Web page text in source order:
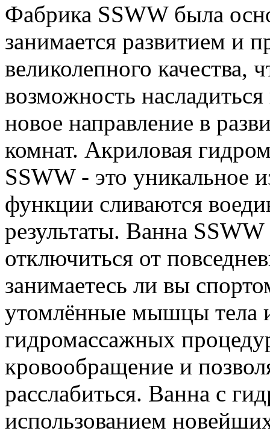
Фабрика SSWW была
занимается развитием и
великолепного качества,
возможность
новое направление в
комнат. Акриловая
SSWW - это уникальное
функции сливаются
результаты. Ванна
отключиться от
занимаетесь ли вы
утомлённые мышцы тела
гидромассажных
кровообращение и
расслабиться. Ванна с
использованием